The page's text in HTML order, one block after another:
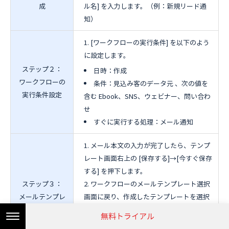
成
ル名] を入力します。（例：新規リード通
知）
ステップ２：
ワークフローの
実行条件設定
[ワークフローの実行条件] を以下のよう
に設定します。
日時：作成
条件：見込み客のデータ元 、次の値を
含む Ebook、SNS、ウェビナー、問い合わ
せ
すぐに実行する処理：メール通知
ステップ３：
メールテンプレ
メール本文の入力が完了したら、テンプ
レート画面右上の [保存する]→[今すぐ保存
する] を押下します。
ワークフローのメールテンプレート選択
画面に戻り、作成したテンプレートを選択
を確認し、[保存して関連付ける]を押下
無料トライアル